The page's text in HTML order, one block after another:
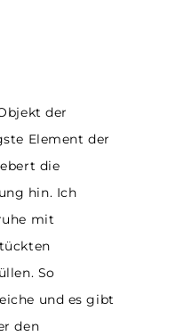
der
Element der
die
hin. Ich
mit
So
und es gibt
den